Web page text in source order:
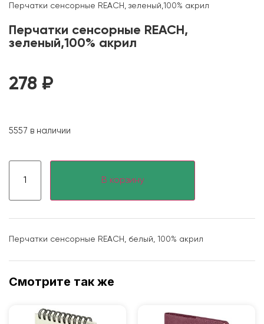
Перчатки сенсорные REACH, зеленый,100% акрил
Перчатки сенсорные REACH,
зеленый,100% акрил
278 ₽
5557 в наличии
В корзину
Перчатки сенсорные REACH, белый, 100% акрил
Смотрите так же